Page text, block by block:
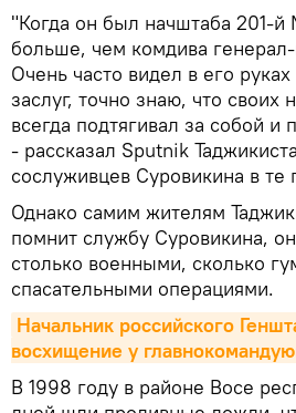
"Когда он был начштаба 201-
больше, чем комдива
Очень часто видел в его
заслуг, точно знаю, что своих
всегда подтягивал за собой и
- рассказал Sputnik
сослуживцев Суровикина в те
Однако самим жителям
помнит службу Суровикина,
столько военными, сколько
спасательными операциями.
Начальник российского
восхищение у
В 1998 году в районе Восе